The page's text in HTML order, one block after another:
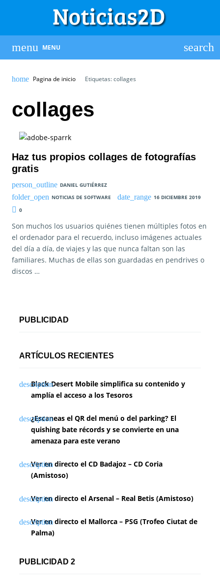
MENU
Pagina de inicio Etiquetas: collages
collages
Haz tus propios collages de fotografías
gratis
DANIEL GUTIÉRREZ
NOTICIAS DE SOFTWARE
16 DICIEMBRE 2019
0
Son muchos los usuarios quiénes tienen múltiples fotos en
el ordenador para el recuerdo, incluso imágenes actuales
del día a día, de viajes y las que nunca faltan son las
familiares. Muchas de ellas son guardadas en pendrives o
discos …
PUBLICIDAD
ARTÍCULOS RECIENTES
Black Desert Mobile simplifica su contenido y
amplía el acceso a los Tesoros
¿Escaneas el QR del menú o del parking? El
quishing bate récords y se convierte en una
amenaza para este verano
Ver en directo el CD Badajoz – CD Coria
(Amistoso)
Ver en directo el Arsenal – Real Betis (Amistoso)
Ver en directo el Mallorca – PSG (Trofeo Ciutat de
Palma)
PUBLICIDAD 2